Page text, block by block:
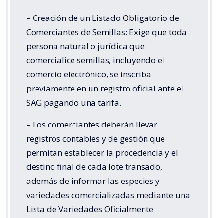
– Creación de un Listado Obligatorio de
Comerciantes de Semillas: Exige que toda
persona natural o jurídica que
comercialice semillas, incluyendo el
comercio electrónico, se inscriba
previamente en un registro oficial ante el
SAG pagando una tarifa.
– Los comerciantes deberán llevar
registros contables y de gestión que
permitan establecer la procedencia y el
destino final de cada lote transado,
además de informar las especies y
variedades comercializadas mediante una
Lista de Variedades Oficialmente